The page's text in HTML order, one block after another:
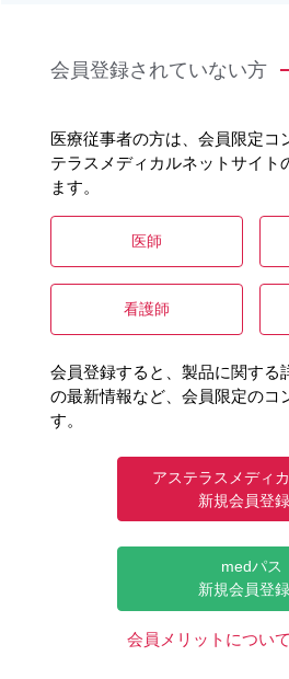
移植 〜一人ひとりのス
Interview
岩見大基 先生
【プロフィール
いわみ だいき
学。アメリカ移
会員登録されていない方
医療従事者の方は、会員限定コ
テラスメディカルネットサイト
ます。
医師
看護師
会員登録すると、製品に関する
の最新情報など、会員限定のコ
す。
アステラスメディ
新規会員登
medパス
新規会員登
会員メリットについ